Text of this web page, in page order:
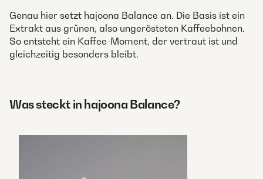
Genau hier setzt hajoona Balance an. Die Basis ist ein
Extrakt aus grünen, also ungerösteten Kaffeebohnen.
So entsteht ein Kaffee-Moment, der vertraut ist und
gleichzeitig besonders bleibt.
Was steckt in hajoona Balance?